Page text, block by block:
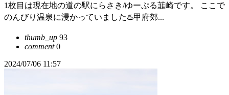
1枚目は現在地の道の駅にらさき/ゆーぷる韮崎です。 ここで
のんびり温泉に浸かっていました♨️甲府郊...
thumb_up 93
comment0
2024/07/06 11:57